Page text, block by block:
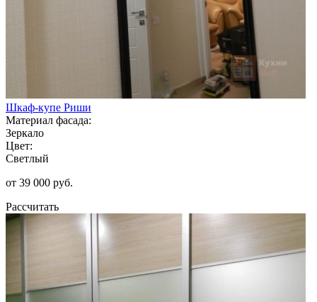
Шкаф-купе Риши
Материал фасада:
Зеркало
Цвет:
Светлый
от 39 000 руб.
Рассчитать